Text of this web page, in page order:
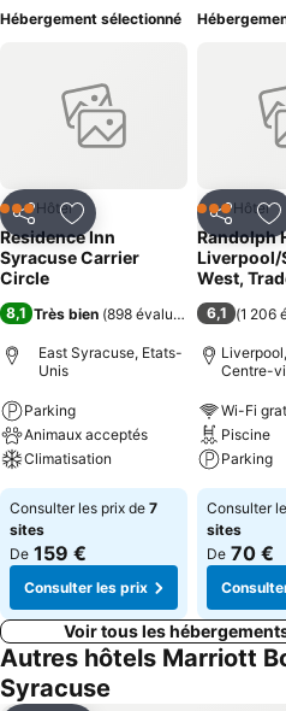
Hébergement sélectionné
PartagerAjouter à mes favoris
3 ÉtoilesHôtel
Residence Inn
Syracuse Carrier
Circle
8,1 Très bien (898 évaluations)
East Syracuse, Etats-
Unis
Parking
Animaux acceptés
Climatisation
Consulter les prix de 7
sites
De 159 €
Consulter les prix
Partager
3 ÉtoilesHôtel
Randolph
Liverpool/
West,
6,1 (1 206
Centre-
Wi-Fi
Piscine
Parking
Consulter
sites
De 70 €
Voir tous les
Autres hôtels Marriott
Syracuse